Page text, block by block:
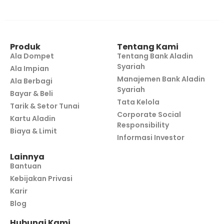
Produk
Ala Dompet
Ala Impian
Ala Berbagi
Bayar & Beli
Tarik & Setor Tunai
Kartu Aladin
Biaya & Limit
Tentang Kami
Tentang Bank Aladin
Syariah
Manajemen Bank Aladin
Syariah
Tata Kelola
Corporate Social
Responsibility
Informasi Investor
Lainnya
Bantuan
Kebijakan Privasi
Karir
Blog